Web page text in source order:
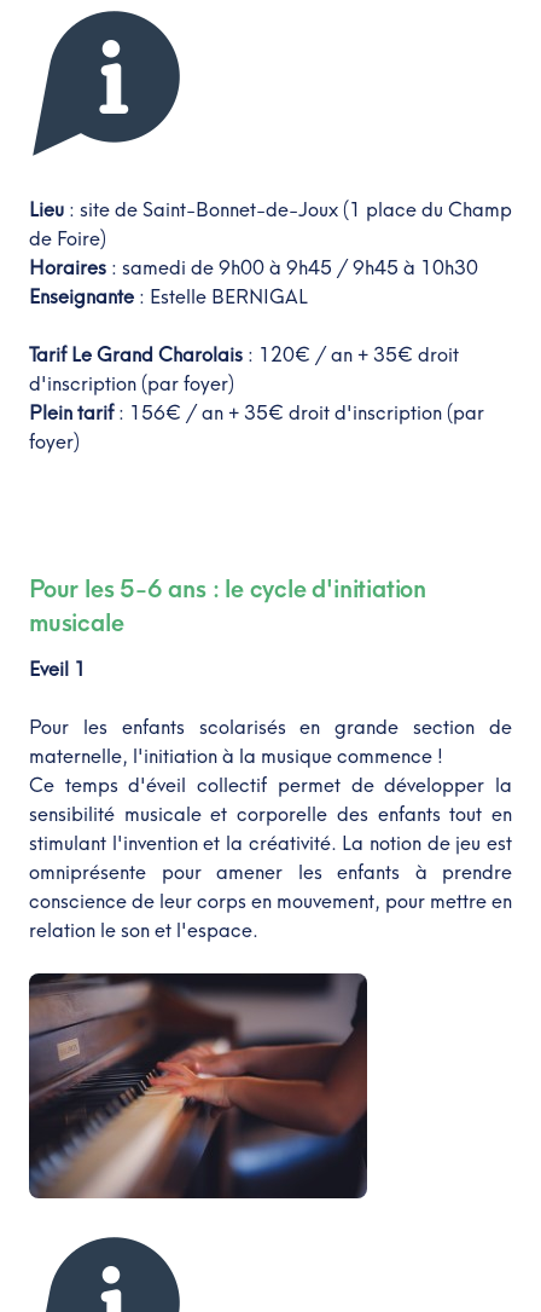
Lieu : site de Saint-Bonnet-de-Joux (1 place du Champ
de Foire)
Horaires : samedi de 9h00 à 9h45 / 9h45 à 10h30
Enseignante : Estelle BERNIGAL
Tarif Le Grand Charolais : 120€ / an + 35€ droit
d'inscription (par foyer)
Plein tarif : 156€ / an + 35€ droit d'inscription (par
foyer)
Pour les 5-6 ans : le cycle d'initiation
musicale
Eveil 1
Pour les enfants scolarisés en grande section de
maternelle, l'initiation à la musique commence !
Ce temps d'éveil collectif permet de développer la
sensibilité musicale et corporelle des enfants tout en
stimulant l'invention et la créativité. La notion de jeu est
omniprésente pour amener les enfants à prendre
conscience de leur corps en mouvement, pour mettre en
relation le son et l'espace.